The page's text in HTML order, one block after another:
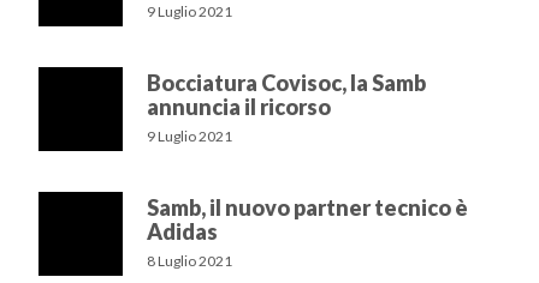
9 Luglio 2021
Bocciatura Covisoc, la Samb
annuncia il ricorso
9 Luglio 2021
Samb, il nuovo partner tecnico è
Adidas
8 Luglio 2021